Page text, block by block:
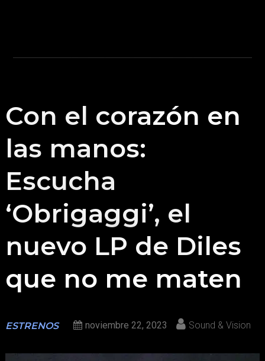
Con el corazón en
las manos:
Escucha
‘Obrigaggi’, el
nuevo LP de Diles
que no me maten
ESTRENOS noviembre 22, 2023 Sound & Vision